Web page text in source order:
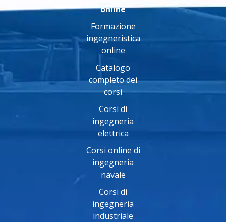
online
Formazione
ingegneristica
online
Catalogo
completo dei
corsi
Corsi di
ingegneria
elettrica
Corsi online di
ingegneria
navale
Corsi di
ingegneria
industriale